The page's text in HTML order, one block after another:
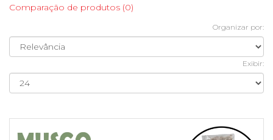
Comparação de produtos (0)
Organizar por:
Exibir: